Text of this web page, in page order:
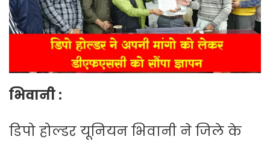
भिवानी :
डिपो होल्डर यूनियन भिवानी ने जिले के